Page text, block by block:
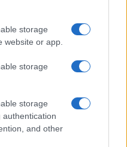
storage
website or app.
storage
storage
authentication
and other